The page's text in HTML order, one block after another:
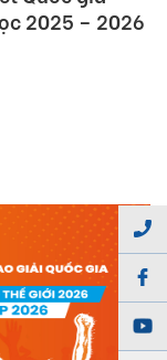
2025 – 2026